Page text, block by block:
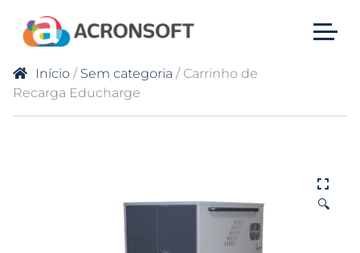
Início / Sem categoria / Carrinho de
Recarga Educharge
🔍